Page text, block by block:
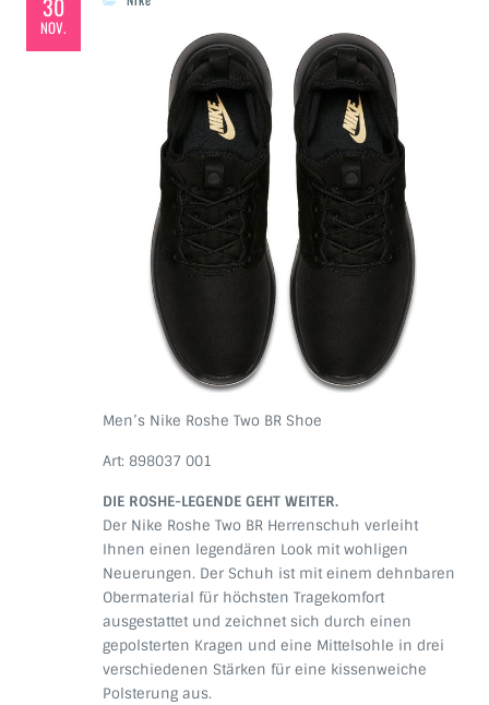
30
NOV.
Men’s Nike Roshe Two BR Shoe
Art: 898037 001
DIE ROSHE-LEGENDE GEHT WEITER.
Der Nike Roshe Two BR Herrenschuh verleiht
Ihnen einen legendären Look mit wohligen
Neuerungen. Der Schuh ist mit einem dehnbaren
Obermaterial für höchsten Tragekomfort
ausgestattet und zeichnet sich durch einen
gepolsterten Kragen und eine Mittelsohle in drei
verschiedenen Stärken für eine kissenweiche
Polsterung aus.